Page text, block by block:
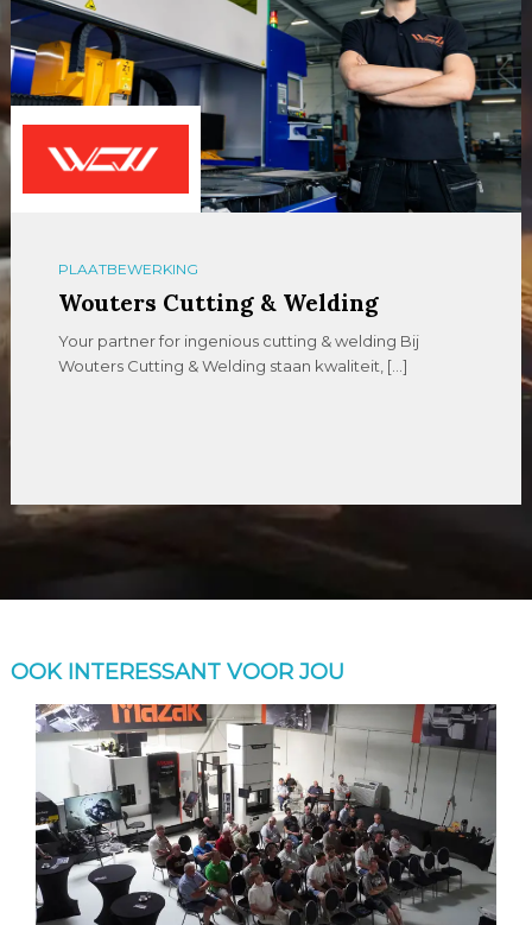
PLAATBEWERKING
Wouters Cutting & Welding
Your partner for ingenious cutting & welding Bij
Wouters Cutting & Welding staan kwaliteit, […]
OOK INTERESSANT VOOR JOU